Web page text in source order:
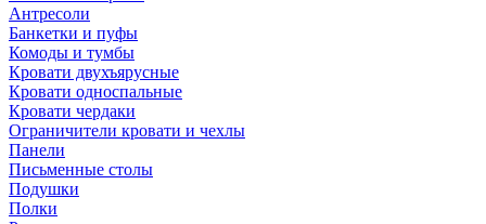
Антресоли
Банкетки и пуфы
Комоды и тумбы
Кровати двухъярусные
Кровати односпальные
Кровати чердаки
Ограничители кровати и чехлы
Панели
Письменные столы
Подушки
Полки